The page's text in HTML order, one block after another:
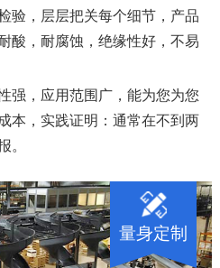
验，层层把关每个细节，产品
酸，耐腐蚀，绝缘性好，不易
强，应用范围广，能为您为您
本，实践证明：通常在不到两
。
量身定制